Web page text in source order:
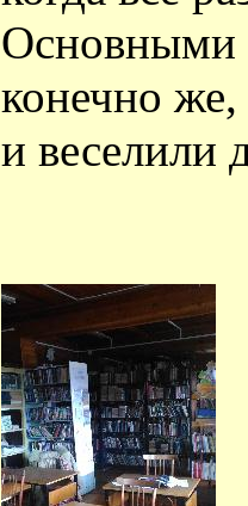
Основными
конечно
и веселили